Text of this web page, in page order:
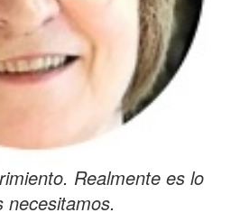
Realmente es lo
necesitamos.